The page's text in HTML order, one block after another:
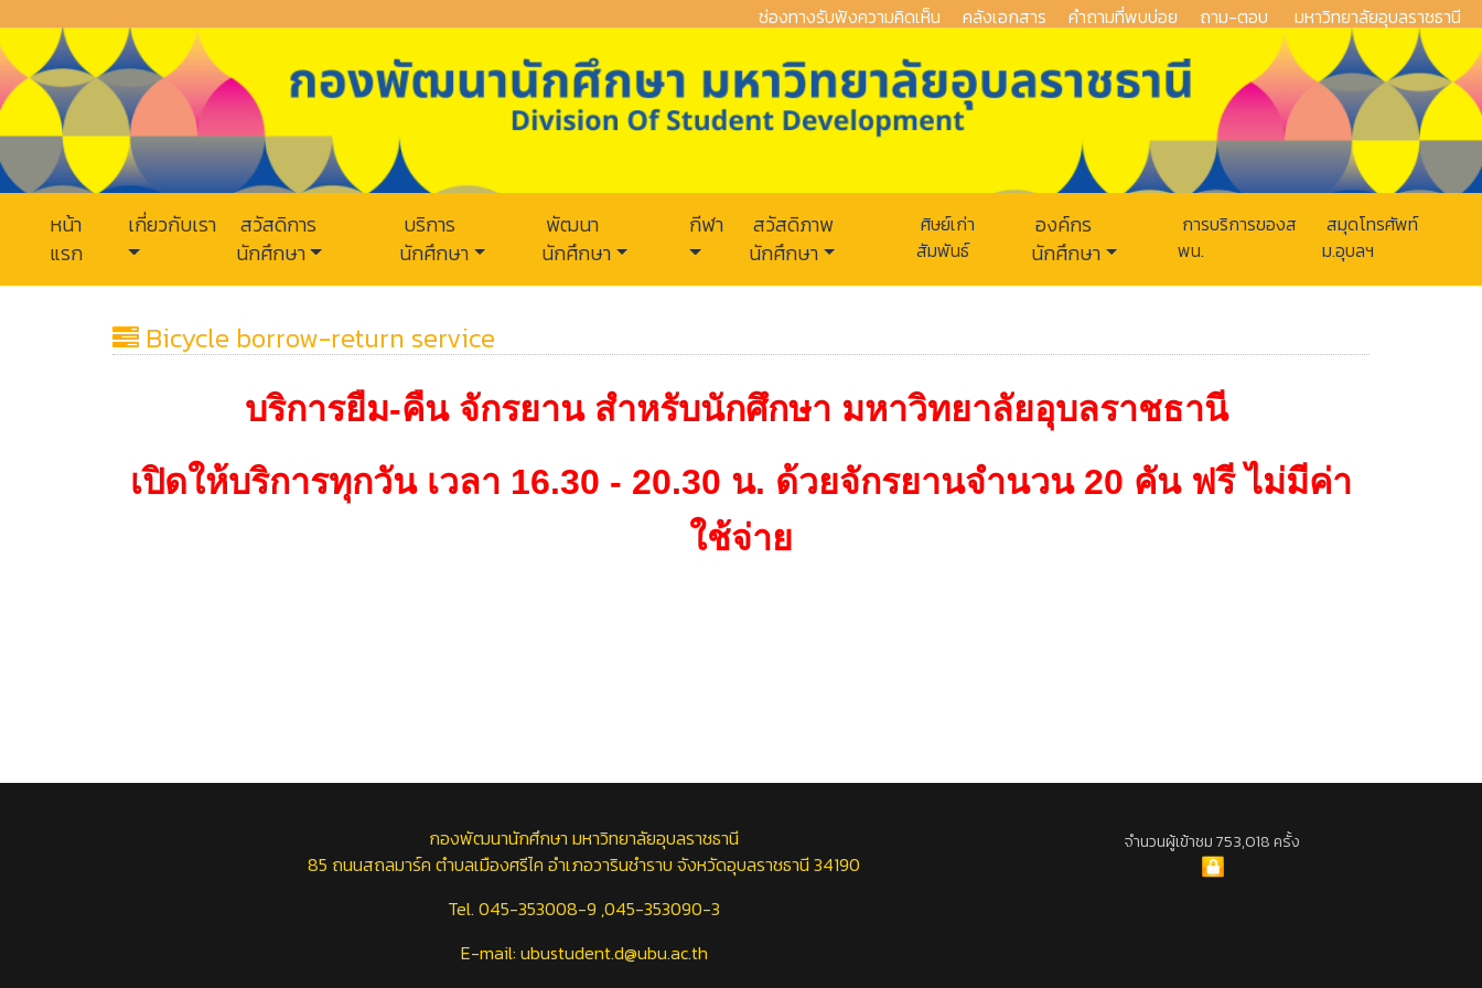
ช่องทางรับฟังความคิดเห็น คลังเอกสาร คำถามที่พบบ่อย ถาม-ตอบ มหาวิทยาลัยอุบลราชธานี
หน้า
แรก
เกี่ยวกับเรา
สวัสดิการ
นักศึกษา
บริการ
นักศึกษา
พัฒนา
นักศึกษา
กีฬา
สวัสดิภาพ
นักศึกษา
ศิษย์เก่า
สัมพันธ์
องค์กร
นักศึกษา
การบริการของส
พน.
สมุดโทรศัพท์
ม.อุบลฯ
Bicycle borrow-return service
บริการยืม-คืน จักรยาน สำหรับนักศึกษา มหาวิทยาลัยอุบลราชธานี
เปิดให้บริการทุกวัน เวลา 16.30 - 20.30 น. ด้วยจักรยานจำนวน 20 คัน ฟรี ไม่มีค่า
ใช้จ่าย
กองพัฒนานักศึกษา มหาวิทยาลัยอุบลราชธานี
85 ถนนสถลมาร์ค ตำบลเมืองศรีไค อำเภอวารินชำราบ จังหวัดอุบลราชธานี 34190
Tel. 045-353008-9 ,045-353090-3
E-mail: ubustudent.d@ubu.ac.th
จำนวนผู้เข้าชม 753,018 ครั้ง